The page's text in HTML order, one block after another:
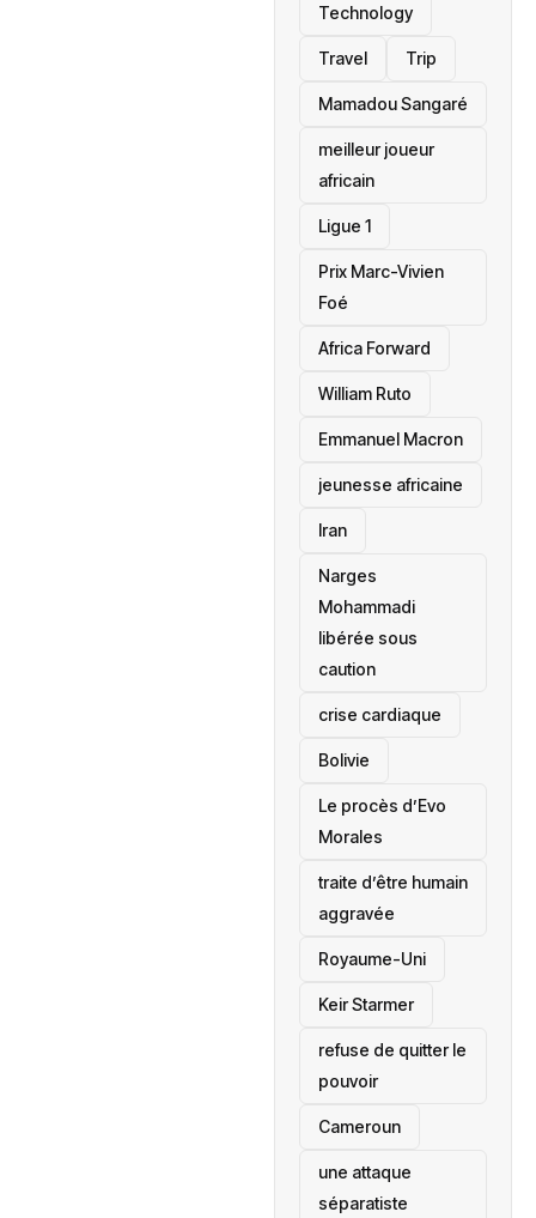
Technology
Travel Trip
Mamadou Sangaré
meilleur joueur
africain
Ligue 1
Prix Marc-Vivien
Foé
‎Africa Forward
William Ruto
Emmanuel Macron
jeunesse africaine
‎Iran
Narges
Mohammadi
libérée sous
caution
crise cardiaque
‎Bolivie
Le procès d’Evo
Morales
traite d’être humain
aggravée
‎Royaume-Uni
Keir Starmer
refuse de quitter le
pouvoir
‎Cameroun
une attaque
séparatiste